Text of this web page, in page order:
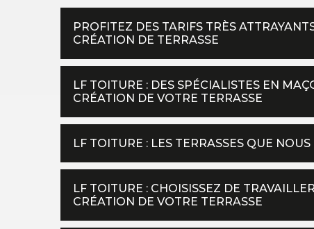
PROFITEZ DES TARIFS TRÈS
CRÉATION DE TERRASSE
LF TOITURE : DES SPÉCIALISTES EN
CRÉATION DE VOTRE TERRASSE
LF TOITURE : LES TERRASSES QUE
LF TOITURE : CHOISISSEZ DE
CRÉATION DE VOTRE TERRASSE